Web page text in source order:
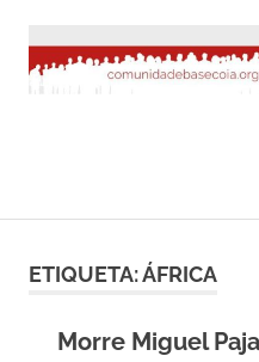
contenido
ETIQUETA:ÁFRICA
Morre Miguel